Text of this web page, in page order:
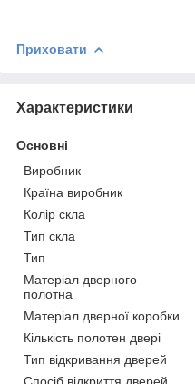
Приховати
Характеристики
Основні
Виробник
Країна виробник
Колір скла
Тип скла
Тип
Матеріал дверного
полотна
Матеріал дверної коробки
Кількість полотен двері
Тип відкривання дверей